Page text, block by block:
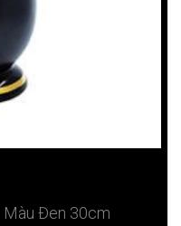
Màu Đen 30cm